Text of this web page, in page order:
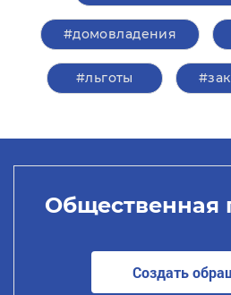
#домовладения
#льготы
Общественная
Создать